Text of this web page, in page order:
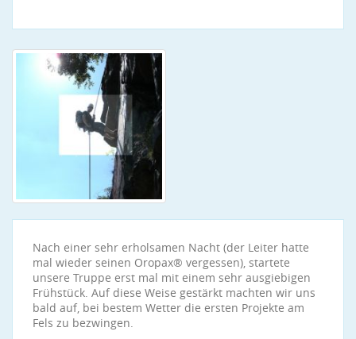
Nach einer sehr erholsamen Nacht (der Leiter hatte
mal wieder seinen Oropax® vergessen), startete
unsere Truppe erst mal mit einem sehr ausgiebigen
Frühstück. Auf diese Weise gestärkt machten wir uns
bald auf, bei bestem Wetter die ersten Projekte am
Fels zu bezwingen.